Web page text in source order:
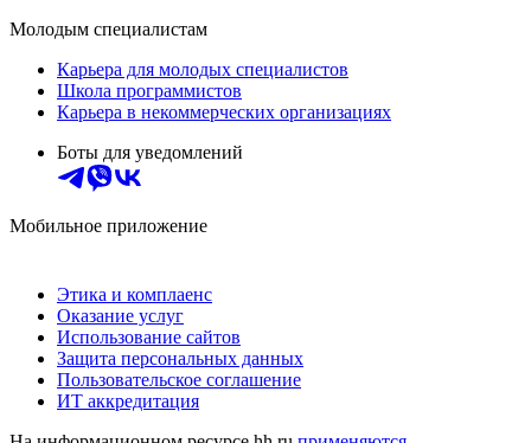
Молодым специалистам
Карьера для молодых специалистов
Школа программистов
Карьера в некоммерческих организациях
Боты для уведомлений
Мобильное приложение
Этика и комплаенс
Оказание услуг
Использование сайтов
Защита персональных данных
Пользовательское соглашение
ИТ аккредитация